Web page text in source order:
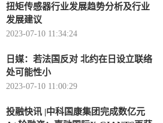
扭矩传感器行业发展趋势分析及行业
发展建议
2023-07-10 11:34:24
日媒：若法国反对 北约在日设立联络
处可能性小
2023-07-10 11:00:29
投融快讯 |中科国康集团完成数亿元